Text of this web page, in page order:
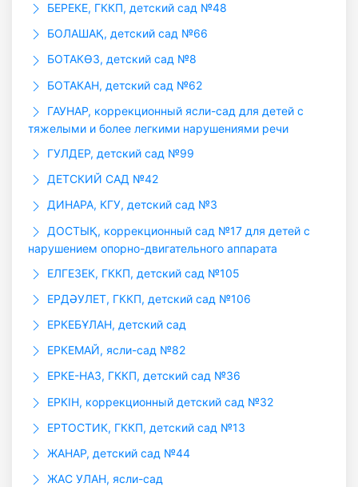
БЕРЕКЕ, ГККП, детский сад №48
БОЛАШАҚ, детский сад №66
БОТАКӨЗ, детский сад №8
БОТАКАН, детский сад №62
ГАУHАР, коррекционный ясли-сад для детей с
тяжелыми и более легкими нарушениями речи
ГУЛДЕР, детский сад №99
ДЕТСКИЙ САД №42
ДИНАРА, КГУ, детский сад №3
ДОСТЫҚ, коррекционный сад №17 для детей с
нарушением опорно-двигательного аппарата
ЕЛГЕЗЕК, ГККП, детский сад №105
ЕРДӘУЛЕТ, ГККП, детский сад №106
ЕРКЕБҰЛАН, детский сад
ЕРКЕМАЙ, ясли-сад №82
ЕРКЕ-НАЗ, ГККП, детский сад №36
ЕРКІН, коррекционный детский сад №32
ЕРТОСТИК, ГККП, детский сад №13
ЖАНАР, детский сад №44
ЖАС УЛАН, ясли-сад